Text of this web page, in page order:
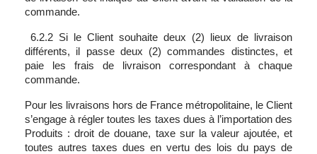
commande.
6.2.2 Si le Client souhaite deux (2) lieux de livraison
différents, il passe deux (2) commandes distinctes, et
paie les frais de livraison correspondant à chaque
commande.
Pour les livraisons hors de France métropolitaine, le Client
s’engage à régler toutes les taxes dues à l’importation des
Produits : droit de douane, taxe sur la valeur ajoutée, et
toutes autres taxes dues en vertu des lois du pays de